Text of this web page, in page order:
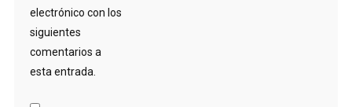
electrónico con los
siguientes
comentarios a
esta entrada.